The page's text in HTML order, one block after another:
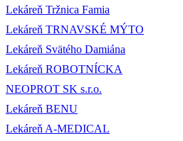
Lekáreň Tržnica Famia
Lekáreň TRNAVSKÉ MÝTO
Lekáreň Svätého Damiána
Lekáreň ROBOTNÍCKA
NEOPROT SK s.r.o.
Lekáreň BENU
Lekáreň A-MEDICAL